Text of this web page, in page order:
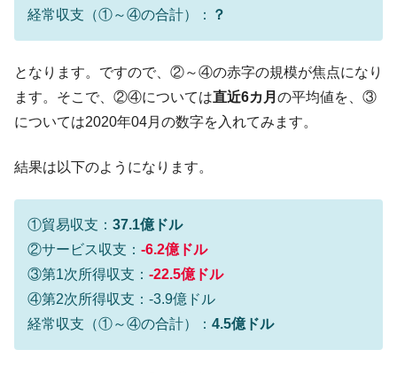
経常収支（①～④の合計）：
？
となります。ですので、②～④の赤字の規模が焦点になり
ます。そこで、②④については直近6カ月 の平均値を、③
については2020年04月の数字を入れてみます。
結果は以下のようになります。
①貿易収支： 37.1億ドル
②サービス収支： -6.2億ドル
③第1次所得収支： -22.5億ドル
④第2次所得収支：-3.9億ドル
経常収支（①～④の合計）： 4.5億ドル